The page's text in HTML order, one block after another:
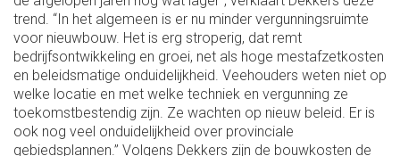
trend. “In het algemeen is er nu minder vergunningsruimte
voor nieuwbouw. Het is erg stroperig, dat remt
bedrijfsontwikkeling en groei, net als hoge mestafzetkosten
en beleidsmatige onduidelijkheid. Veehouders weten niet op
welke locatie en met welke techniek en vergunning ze
toekomstbestendig zijn. Ze wachten op nieuw beleid. Er is
ook nog veel onduidelijkheid over provinciale
gebiedsplannen.” Volgens Dekkers zijn de bouwkosten de